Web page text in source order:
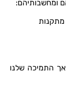
ומחשבותיהם:
מתקנות
התמיכה שלנו